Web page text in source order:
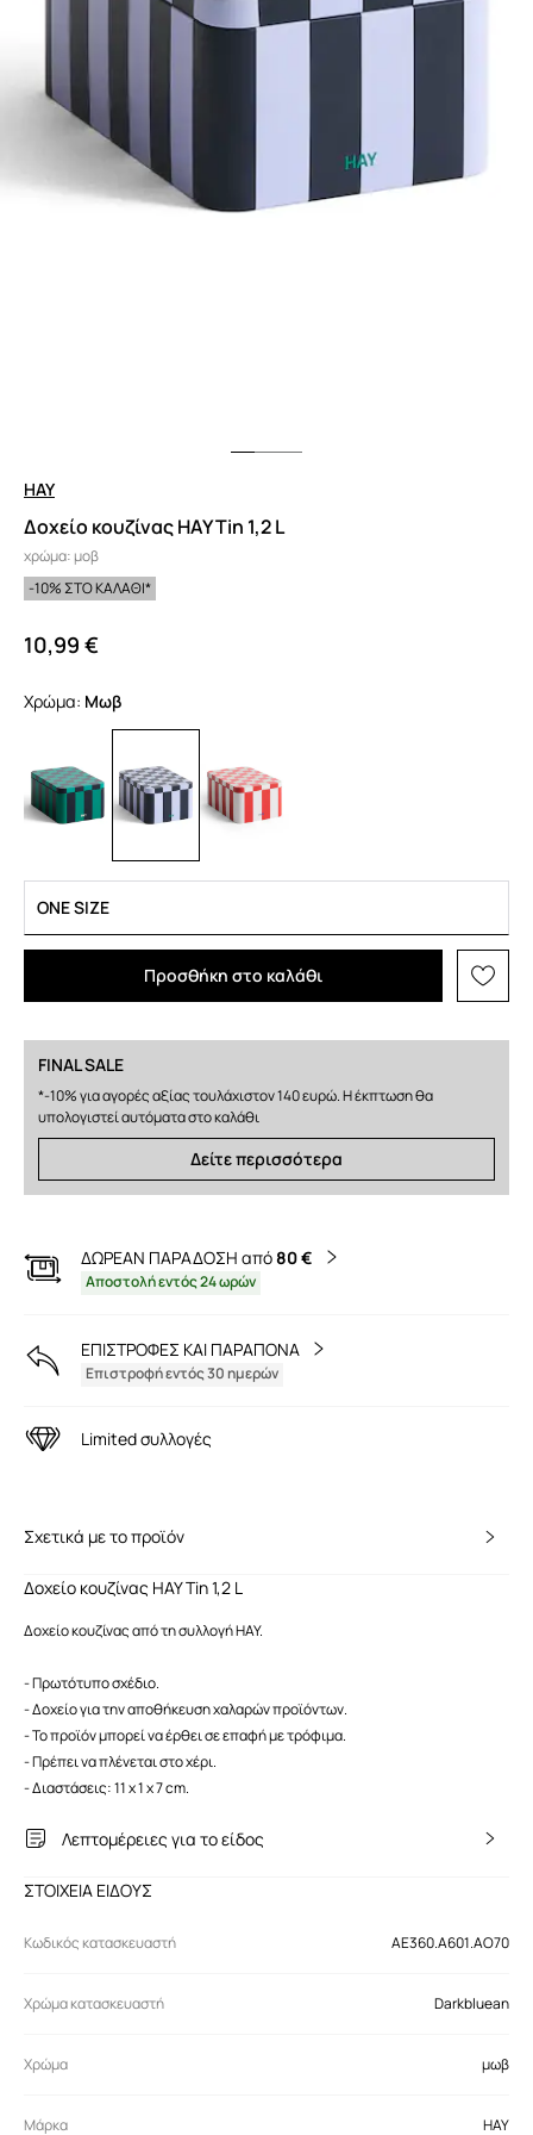
HAY
Δοχείο κουζίνας HAY Tin 1,2 L
χρώμα: μοβ
-10% ΣΤΟ ΚΑΛΑΘΙ*
10,99 €
Χρώμα: μωβ
ONE SIZE
Προσθήκη στο καλάθι
FINAL SALE
*-10% για αγορές αξίας τουλάχιστον 140 ευρώ. Η έκπτωση θα
υπολογιστεί αυτόματα στο καλάθι
Δείτε περισσότερα
ΔΩΡΕΑΝ ΠΑΡΑΔΟΣΗ από80 €
Αποστολή εντός 24 ωρών
ΕΠΙΣΤΡΟΦΕΣ ΚΑΙ ΠΑΡΑΠΟΝΑ
Επιστροφή εντός 30 ημερών
Limited συλλογές
Σχετικά με το προϊόν
Δοχείο κουζίνας HAY Tin 1,2 L
Δοχείο κουζίνας από τη συλλογή HAY.
- Πρωτότυπο σχέδιο.
- Δοχείο για την αποθήκευση χαλαρών προϊόντων.
- Το προϊόν μπορεί να έρθει σε επαφή με τρόφιμα.
- Πρέπει να πλένεται στο χέρι.
- Διαστάσεις: 11 x 1 x 7 cm.
Λεπτομέρειες για το είδος
ΣΤΟΙΧΕΙΑ ΕΙΔΟΥΣ
Κωδικός κατασκευαστή AE360.A601.AO70
Χρώμα κατασκευαστή Darkbluean
Χρώμα μωβ
Μάρκα HAY